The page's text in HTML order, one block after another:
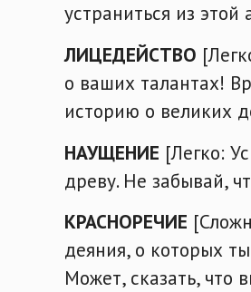
устраниться из
ЛИЦЕДЕЙСТВО
о ваших талантах!
историю о великих
НАУЩЕНИЕ [Легко:
древу. Не забывай,
КРАСНОРЕЧИЕ
деяния, о которых
Может, сказать,